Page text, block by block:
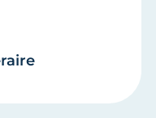
vers